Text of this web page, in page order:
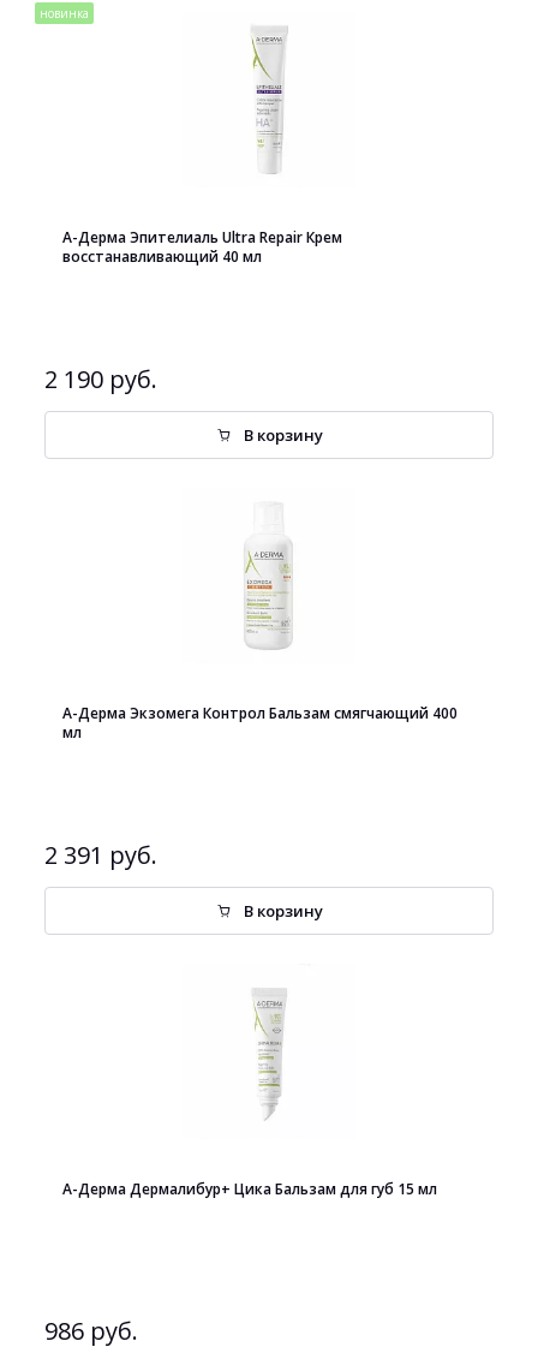
новинка
А-Дерма Эпителиаль Ultra Repair Крем
восстанавливающий 40 мл
2 190 руб.
В корзину
А-Дерма Экзомега Контрол Бальзам смягчающий 400
мл
2 391 руб.
В корзину
А-Дерма Дермалибур+ Цика Бальзам для губ 15 мл
986 руб.